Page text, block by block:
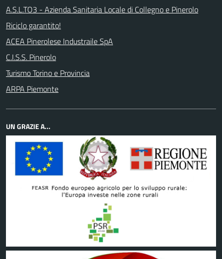
A.S.L.TO3 - Azienda Sanitaria Locale di Collegno e Pinerolo
Riciclo garantito!
ACEA Pinerolese Industraile SpA
C.I.S.S. Pinerolo
Turismo Torino e Provincia
ARPA Piemonte
UN GRAZIE A...